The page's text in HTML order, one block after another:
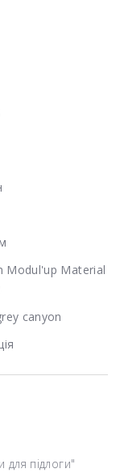
підлоги"
Modul'up Material
canyon